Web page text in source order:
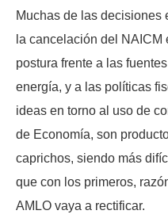
Muchas de las decisiones
la cancelación del NAICM
postura frente a las
energía, y a las políticas
ideas en torno al uso de
de Economía, son
caprichos, siendo más
que con los primeros,
AMLO vaya a rectificar.